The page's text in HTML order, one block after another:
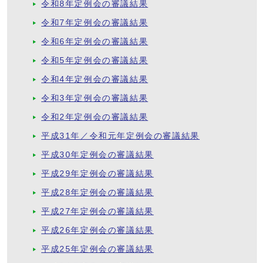
令和8年定例会の審議結果
令和7年定例会の審議結果
令和6年定例会の審議結果
令和5年定例会の審議結果
令和4年定例会の審議結果
令和3年定例会の審議結果
令和2年定例会の審議結果
平成31年／令和元年定例会の審議結果
平成30年定例会の審議結果
平成29年定例会の審議結果
平成28年定例会の審議結果
平成27年定例会の審議結果
平成26年定例会の審議結果
平成25年定例会の審議結果